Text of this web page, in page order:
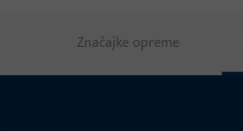
Značajke opreme